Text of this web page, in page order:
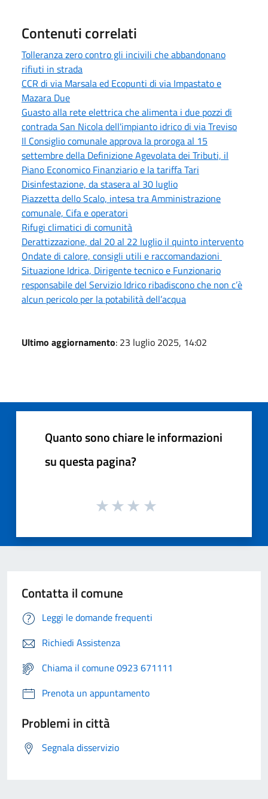
Contenuti correlati
Tolleranza zero contro gli incivili che abbandonano
rifiuti in strada
CCR di via Marsala ed Ecopunti di via Impastato e
Mazara Due
Guasto alla rete elettrica che alimenta i due pozzi di
contrada San Nicola dell'impianto idrico di via Treviso
Il Consiglio comunale approva la proroga al 15
settembre della Definizione Agevolata dei Tributi, il
Piano Economico Finanziario e la tariffa Tari
Disinfestazione, da stasera al 30 luglio
Piazzetta dello Scalo, intesa tra Amministrazione
comunale, Cifa e operatori
Rifugi climatici di comunità
Derattizzazione, dal 20 al 22 luglio il quinto intervento
Ondate di calore, consigli utili e raccomandazioni
Situazione Idrica, Dirigente tecnico e Funzionario
responsabile del Servizio Idrico ribadiscono che non c’è
alcun pericolo per la potabilità dell’acqua
Ultimo aggiornamento: 23 luglio 2025, 14:02
Quanto sono chiare le informazioni
su questa pagina?
Contatta il comune
Leggi le domande frequenti
Richiedi Assistenza
Chiama il comune 0923 671111
Prenota un appuntamento
Problemi in città
Segnala disservizio